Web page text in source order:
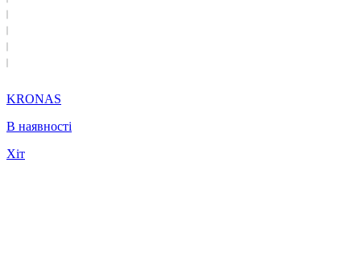
KRONAS
В наявності
Хіт